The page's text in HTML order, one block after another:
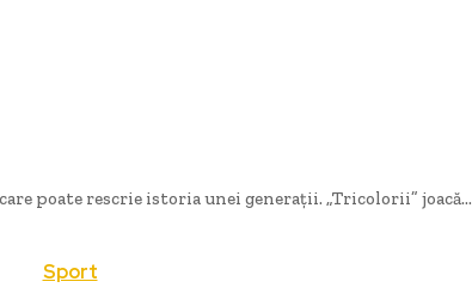
poate rescrie istoria unei generații. „Tricolorii” joacă...
Sport